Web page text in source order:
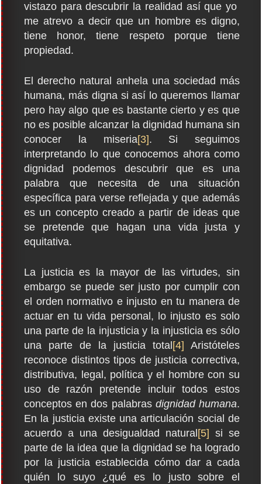
vistazo para descubrir la realidad así que yo
me atrevo a decir que un hombre es digno,
tiene honor, tiene respeto porque tiene
propiedad.
El derecho natural anhela una sociedad más
humana, más digna si así lo queremos llamar
pero hay algo que es bastante cierto y es que
no es posible alcanzar la dignidad humana sin
conocer la miseria[3]. Si seguimos
interpretando lo que conocemos ahora como
dignidad podemos descubrir que es una
palabra que necesita de una situación
específica para verse reflejada y que además
es un concepto creado a partir de ideas que
se pretende que hagan una vida justa y
equitativa.
La justicia es la mayor de las virtudes, sin
embargo se puede ser justo por cumplir con
el orden normativo e injusto en tu manera de
actuar en tu vida personal, lo injusto es solo
una parte de la injusticia y la injusticia es sólo
una parte de la justicia total[4] Aristóteles
reconoce distintos tipos de justicia correctiva,
distributiva, legal, política y el hombre con su
uso de razón pretende incluir todos estos
conceptos en dos palabras dignidad humana.
En la justicia existe una articulación social de
acuerdo a una desigualdad natural[5] si se
parte de la idea que la dignidad se ha logrado
por la justicia establecida cómo dar a cada
quién lo suyo ¿qué es lo justo sobre el